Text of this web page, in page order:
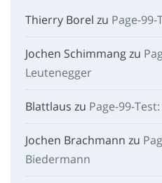
Thierry Borel zu Page-
Jochen Schimmangzu
Leutenegger
Blattlaus zu Page-99-
Jochen Brachmann zu
Biedermann